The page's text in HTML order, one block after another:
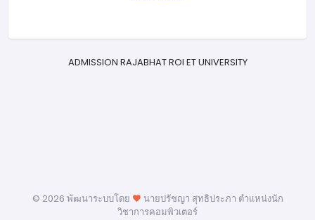
ADMISSION RAJABHAT ROI ET UNIVERSITY
© 2026 พัฒนาระบบโดย
นายปรัชญา สุทธิประภา ตำแหน่งนัก
วิชาการคอมพิวเตอร์